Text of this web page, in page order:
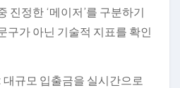
진정한 ‘메이저’를 구분하기
구가 아닌 기술적 지표를 확인
대규모 입출금을 실시간으로